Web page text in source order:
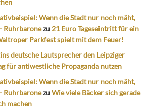
Wenn die Stadt nur noch mäht,
Ruhrbaronezu 21 Euro Tageseintritt für ein
Parkfest spielt mit dem Feuer!
deutsche Lautsprecher den Leipziger
für antiwestliche Propaganda nutzen
Wenn die Stadt nur noch mäht,
RuhrbaronezuWie viele Bäcker sich gerade
machen